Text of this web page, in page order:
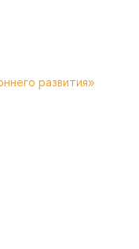
развития»